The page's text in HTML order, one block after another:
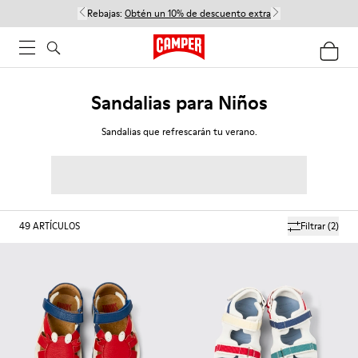
Rebajas: Obtén un 10% de descuento extra
Sandalias para Niños
Sandalias que refrescarán tu verano.
Filtrar(2)
49ARTÍCULOS